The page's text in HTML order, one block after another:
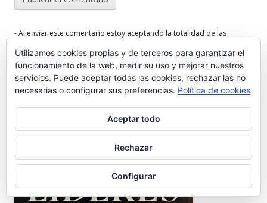
- Al enviar este comentario estoy aceptando la totalidad de las
codiciones de laPOLITICA DE PRIVACIDADYAVISO LEGAL.
Barra
lateral
INFORMÁTICA PARA HOSTELERÍA
Utilizamos cookies propias y de terceros para garantizar el
funcionamiento de la web, medir su uso y mejorar nuestros
servicios. Puede aceptar todas las cookies, rechazar las no
necesarias o configurar sus preferencias. Política de cookies
Aceptar todo
Rechazar
Configurar